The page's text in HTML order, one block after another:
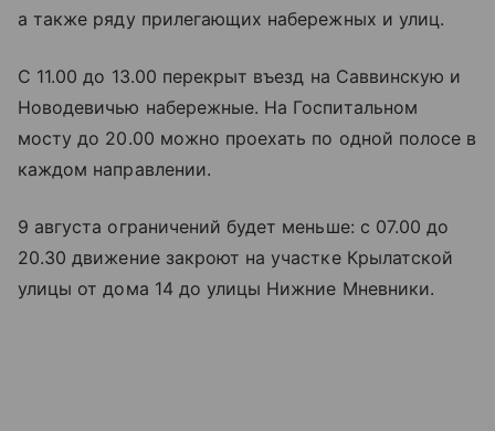
а также ряду прилегающих набережных и улиц.
С 11.00 до 13.00 перекрыт въезд на Саввинскую и
Новодевичью набережные. На Госпитальном
мосту до 20.00 можно проехать по одной полосе в
каждом направлении.
9 августа ограничений будет меньше: с 07.00 до
20.30 движение закроют на участке Крылатской
улицы от дома 14 до улицы Нижние Мневники.